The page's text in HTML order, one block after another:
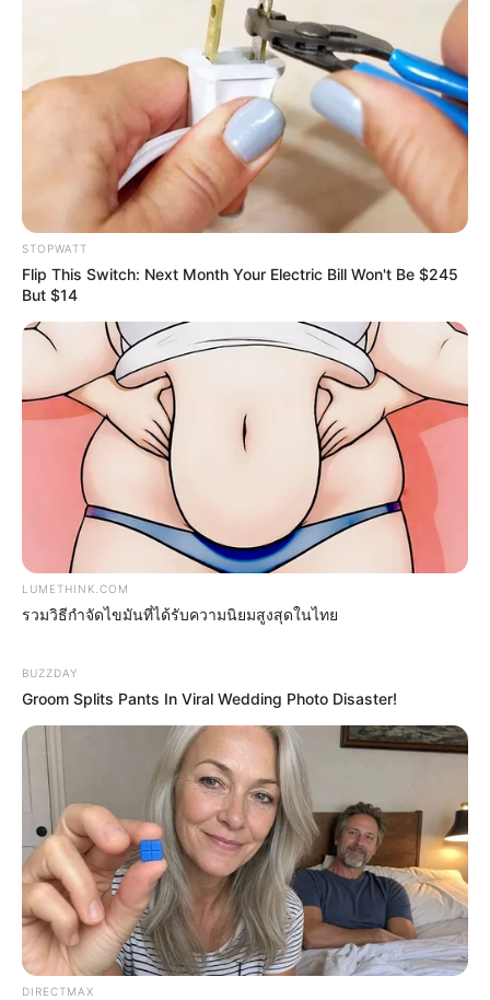
This New Will Give You An Erection After +45
Polar Bear Approaches Fishermen - Watch
Man Teaches Lesson To Seat-Kicking Kid And Mom –
Watch!
BUZZDAY
Freed From Tire
BUZZ DAY
Japan's Oldest Doctors Say Memory Loss Isn't Age:
Just Stop Drinking These 3 Beverages
STOPWATT
Flip This Switch: Next Month Your Electric Bill Won't Be $245
But $14
LUMETHINK.COM
รวมวิธีกำจัดไขมันที่ได้รับความนิยมสูงสุดในไทย
BUZZDAY
Groom Splits Pants In Viral Wedding Photo Disaster!
DIRECTMAX